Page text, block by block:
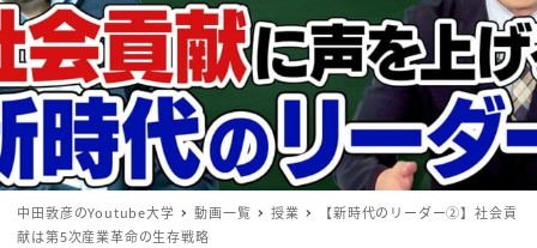
中田敦彦のYoutube大学 動画一覧 授業
【新時代のリーダー②】社会貢
献は第5次産業革命の生存戦略